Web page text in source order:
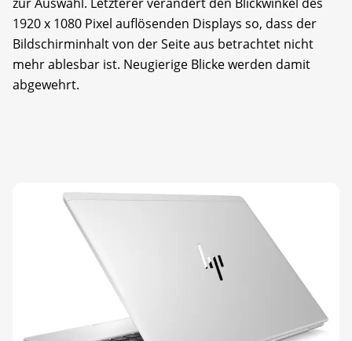
1920 x 1080 Pixel auflösenden Displays so, dass der
Bildschirminhalt von der Seite aus betrachtet nicht
mehr ablesbar ist. Neugierige Blicke werden damit
abgewehrt.